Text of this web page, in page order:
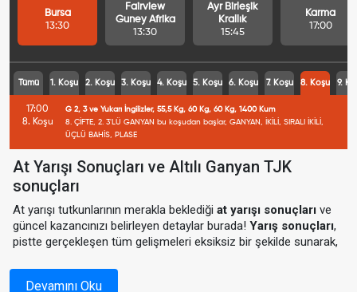
Bursa
13:30
Fairview
Guney Afrika
13:30
Ayr Birleşik
Krallık
15:45
Karma
17:00
Tümü 1. Koşu 2. Koşu 3. Koşu 4. Koşu 5. Koşu 6. Koşu 7. Koşu 8. Koşu 9.
17:00
8. Koşu
G 2, 3 ve Yukarı İngilizler, 55,5 Kg, 60 Kg, 60 Kg, 1400 Kum
8. ÇİFTE, 2. 3'LÜ GANYAN bu koşudan başlar, GANYAN, İKİLİ, SIRALI İKİLİ,
ÜÇLÜ BAHİS, PLASE
At Yarışı Sonuçları ve Altılı Ganyan TJK
sonuçları
At yarışı tutkunlarının merakla beklediğiat yarışı sonuçları ve
güncel kazancınızı belirleyen detaylar burada!Yarış sonuçları,
pistte gerçekleşen tüm gelişmeleri eksiksiz bir şekilde sunarak,
atlar, jokey bilgileri ve kazandırılan miktarlar ile sizlere detaylı bir
Devamını Oku